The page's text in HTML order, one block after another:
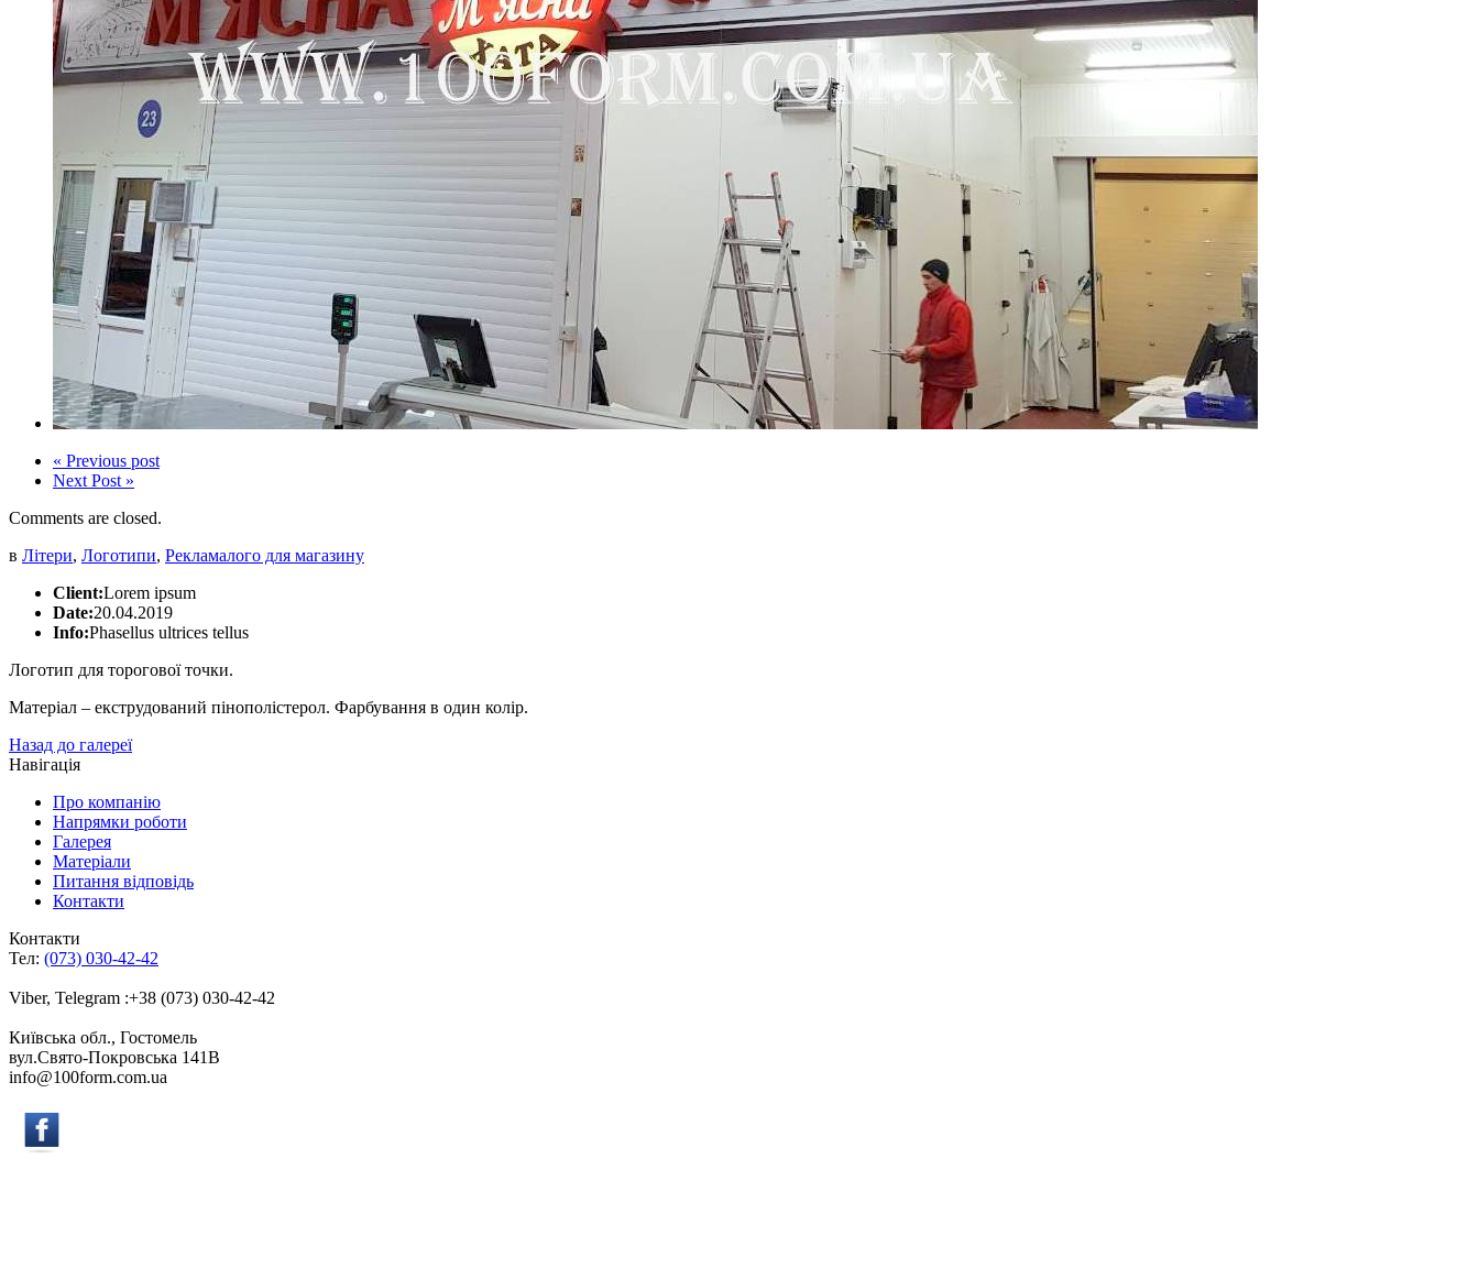
« Previous post
Next Post »
Comments are closed.
в Літери, Логотипи, Рекламалого для магазину
Client:Lorem ipsum
Date:20.04.2019
Info:Phasellus ultrices tellus
Логотип для торогової точки.
Матеріал – екструдований пінополістерол. Фарбування в один колір.
Назад до галереї
Навігація
Про компанію
Напрямки роботи
Галерея
Матеріали
Питання відповідь
Контакти
Контакти
Тел: (073) 030-42-42
Viber, Telegram :+38 (073) 030-42-42
Київська обл., Гостомель
вул.Свято-Покровська 141B
info@100form.com.ua